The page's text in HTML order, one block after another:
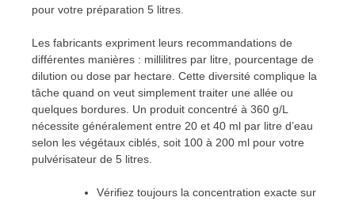
pour votre préparation 5 litres.
Les fabricants expriment leurs recommandations de
différentes manières : millilitres par litre, pourcentage de
dilution ou dose par hectare. Cette diversité complique la
tâche quand on veut simplement traiter une allée ou
quelques bordures. Un produit concentré à 360 g/L
nécessite généralement entre 20 et 40 ml par litre d’eau
selon les végétaux ciblés, soit 100 à 200 ml pour votre
pulvérisateur de 5 litres.
Vérifiez toujours la concentration exacte sur